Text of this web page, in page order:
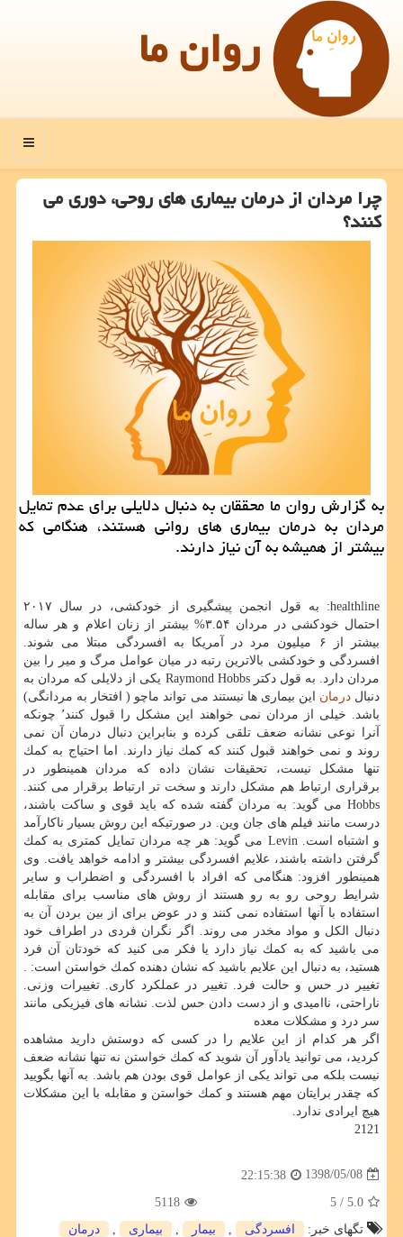
روان ما
منو
چرا مردان از درمان بیماری های روحی، دوری می
كنند؟
به گزارش روان ما محققان به دنبال دلایلی برای عدم تمایل
مردان به درمان بیماری های روانی هستند، هنگامی كه
بیشتر از همیشه به آن نیاز دارند.
healthline: به قول انجمن پیشگیری از خودكشی، در سال ۲۰۱۷
احتمال خودكشی در مردان ۳.۵۴% بیشتر از زنان اعلام و هر ساله
بیشتر از ۶ میلیون مرد در آمریكا به افسردگی مبتلا می شوند.
افسردگی و خودكشی بالاترین رتبه در میان عوامل مرگ و میر را بین
مردان دارد. به قول دكتر Raymond Hobbs یكی از دلایلی كه مردان به
دنبالدرمان این بیماری ها نیستند می تواند ماچو ( افتخار به مردانگی)
باشد. خیلی از مردان نمی خواهند این مشكل را قبول كنند٬ چونكه
آنرا نوعی نشانه ضعف تلقی كرده و بنابراین دنبال درمان آن نمی
روند و نمی خواهند قبول كنند كه كمك نیاز دارند. اما احتیاج به كمك
تنها مشكل نیست، تحقیقات نشان داده كه مردان همینطور در
برقراری ارتباط هم مشكل دارند و سخت تر ارتباط برقرار می كنند.
Hobbs می گوید: به مردان گفته شده كه باید قوی و ساكت باشند،
درست مانند فیلم های جان وین. در صورتیكه این روش بسیار ناكارآمد
و اشتباه است. Levin می گوید: هر چه مردان تمایل كمتری به كمك
گرفتن داشته باشند، علایم افسردگی بیشتر و ادامه خواهد یافت. وی
همینطور افزود: هنگامی كه افراد با افسردگی و اضطراب و سایر
شرایط روحی رو به رو هستند از روش های مناسب برای مقابله
استفاده با آنها استفاده نمی كنند و در عوض برای از بین بردن آن به
دنبال الكل و مواد مخدر می روند. اگر نگران فردی در اطراف خود
می باشید كه به كمك نیاز دارد یا فكر می كنید كه خودتان آن فرد
هستید، به دنبال این علایم باشید كه نشان دهنده كمك خواستن است: .
تغییر در حس و حالت فرد. تغییر در عملكرد كاری. تغییرات وزنی.
ناراحتی، ناامیدی و از دست دادن حس لذت. نشانه های فیزیكی مانند
سر درد و مشكلات معده
اگر هر كدام از این علایم را در كسی كه دوستش دارید مشاهده
كردید، می توانید یادآور آن شوید كه كمك خواستن نه تنها نشانه ضعف
نیست بلكه می تواند یكی از عوامل قوی بودن هم باشد. به آنها بگویید
كه چقدر برایتان مهم هستند و كمك خواستن و مقابله با این مشكلات
هیچ ایرادی ندارد.
2121
1398/05/08
22:15:38
5.0
/ 5
5118
تگهای خبر:
افسردگی بیمار بیماری درمان